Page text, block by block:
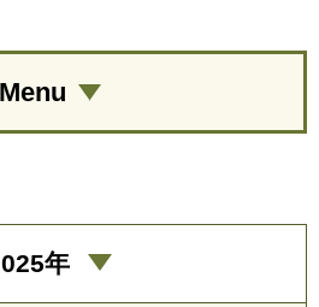
Menu
年